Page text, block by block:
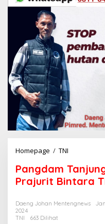
Homepage / TNI
n
g
d
m
Pangdam
Prajurit Bintara
Daeng Johan Mentengnews
2024
TNI
663 Dilihat